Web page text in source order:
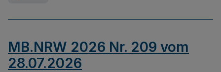
MB.NRW 2026 Nr. 209 vom
28.07.2026